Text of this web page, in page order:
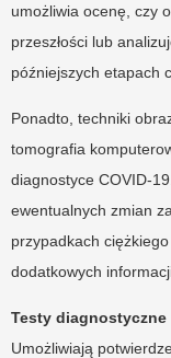
umożliwia ocenę, czy
przeszłości lub
późniejszych etapach
Ponadto, techniki
tomografia
diagnostyce COVID-
ewentualnych zmian
przypadkach
dodatkowych
Testy diagnostyczne
Umożliwiają